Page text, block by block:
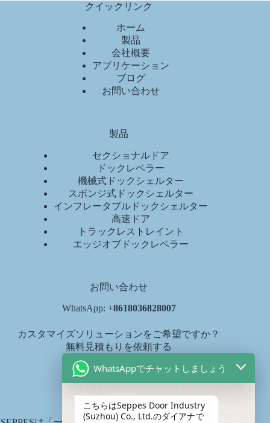
クイックリンク
ホーム
製品
会社概要
アプリケーション
ブログ
お問い合わせ
製品
セクショナルドア
ドックレベラー
機械式ドックシェルター
スポンジ式ドックシェルター
インフレータブルドックシェルター
高速ドア
トラックレストレイント
エッジオブドックレベラー
お問い合わせ
WhatsApp: +8618036828007
カスタマイズソリューションをご希望ですか？
無料見積もりを依頼する
diana@seppes.com.cn
SEPPESサービス
WhatsAppでチャットしましょう
こちらはSeppes Door Industry
(Suzhou) Co., Ltd.のダイアナで